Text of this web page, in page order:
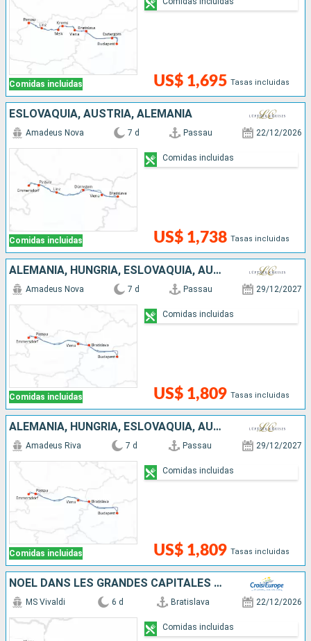
Comidas incluidas US$ 1,695 Tasas incluidas
ESLOVAQUIA, AUSTRIA, ALEMANIA
Comidas incluidas
Amadeus Nova 7 d Passau 22/12/2026
US$ 1,738 Tasas incluidas
Comidas incluidas
ALEMANIA, HUNGRÍA, ESLOVAQUIA, AUSTRIA
Comidas incluidas
Amadeus Nova 7 d Passau 29/12/2027
US$ 1,809 Tasas incluidas
Comidas incluidas
ALEMANIA, HUNGRÍA, ESLOVAQUIA, AUSTRIA
Comidas incluidas
Amadeus Riva 7 d Passau 29/12/2027
US$ 1,809 Tasas incluidas
Comidas incluidas
NOËL DANS LES GRANDES CAPITALES DANUBIENNES
MS Vivaldi 6 d Bratislava 22/12/2026
Comidas incluidas